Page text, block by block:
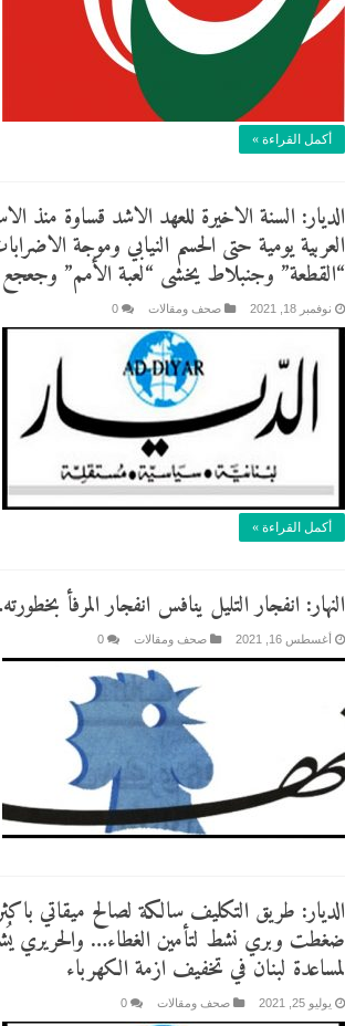
أكمل القراءة »
الديار: السنة الاخيرة للعهد الاشد قساوة منذ
العربية يومية حتى الحسم النيابي وموجة
“القطعة” وجنبلاط يخشى “لعبة الأمم”
نوفمبر 18, 2021 صحف ومقالات 0
أكمل القراءة »
النهار: انفجار التليل ينافس انفجار المرفأ
أغسطس 16, 2021 صحف ومقالات 0
ضغطت وبري نشط لتأمين الغطاء… والحريري
لمساعدة لبنان في تخفيف ازمة الكهرباء
يوليو 25, 2021 صحف ومقالات 0